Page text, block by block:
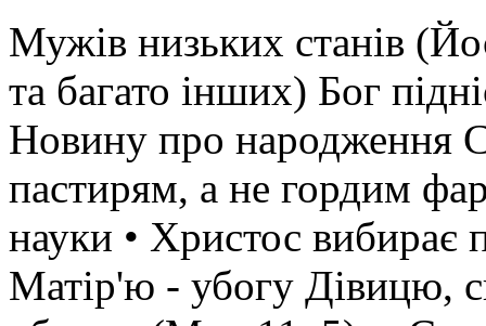
Мужів низьких станів
та багато інших) Бог
Новину про народження
пастирям, а не гордим
науки • Христос
Матір'ю - убогу Дівицю,